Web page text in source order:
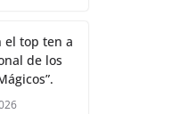
el top ten a
de los